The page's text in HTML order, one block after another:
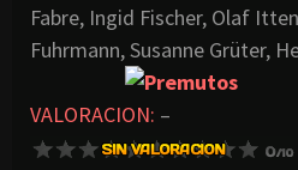
Fabre, Ingid Fischer, Olaf
Fuhrmann, Susanne Grüter,
VALORACION: –